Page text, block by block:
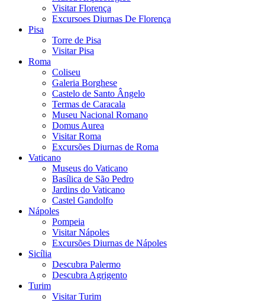
Visitar Florença
Excursoes Diurnas De Florença
Pisa
Torre de Pisa
Visitar Pisa
Roma
Coliseu
Galeria Borghese
Castelo de Santo Ângelo
Termas de Caracala
Museu Nacional Romano
Domus Aurea
Visitar Roma
Excursões Diurnas de Roma
Vaticano
Museus do Vaticano
Basílica de São Pedro
Jardins do Vaticano
Castel Gandolfo
Nápoles
Pompeia
Visitar Nápoles
Excursões Diurnas de Nápoles
Sicília
Descubra Palermo
Descubra Agrigento
Turim
Visitar Turim